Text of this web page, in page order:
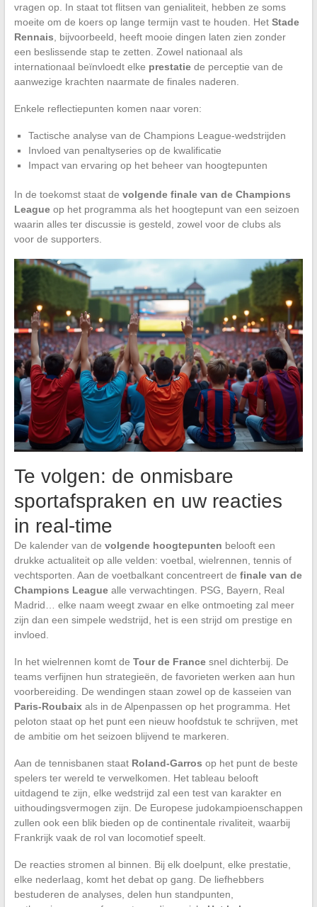
vragen op. In staat tot flitsen van genialiteit, hebben ze soms
moeite om de koers op lange termijn vast te houden. Het Stade
Rennais , bijvoorbeeld, heeft mooie dingen laten zien zonder
een beslissende stap te zetten. Zowel nationaal als
internationaal beïnvloedt elke prestatiede perceptie van de
aanwezige krachten naarmate de finales naderen.
Enkele reflectiepunten komen naar voren:
Tactische analyse van de Champions League-wedstrijden
Invloed van penaltyseries op de kwalificatie
Impact van ervaring op het beheer van hoogtepunten
In de toekomst staat de volgende finale van de Champions
Leagueop het programma als het hoogtepunt van een seizoen
waarin alles ter discussie is gesteld, zowel voor de clubs als
voor de supporters.
Te volgen: de onmisbare
sportafspraken en uw reacties
in real-time
De kalender van de volgende hoogtepunten belooft een
drukke actualiteit op alle velden: voetbal, wielrennen, tennis of
vechtsporten. Aan de voetbalkant concentreert de finale van de
Champions Leaguealle verwachtingen. PSG, Bayern, Real
Madrid… elke naam weegt zwaar en elke ontmoeting zal meer
zijn dan een simpele wedstrijd, het is een strijd om prestige en
invloed.
In het wielrennen komt de Tour de Francesnel dichterbij. De
teams verfijnen hun strategieën, de favorieten werken aan hun
voorbereiding. De wendingen staan zowel op de kasseien van
Paris-Roubaixals in de Alpenpassen op het programma. Het
peloton staat op het punt een nieuw hoofdstuk te schrijven, met
de ambitie om het seizoen blijvend te markeren.
Aan de tennisbanen staat Roland-Garros op het punt de beste
spelers ter wereld te verwelkomen. Het tableau belooft
uitdagend te zijn, elke wedstrijd zal een test van karakter en
uithoudingsvermogen zijn. De Europese judokampioenschappen
zullen ook een blik bieden op de continentale rivaliteit, waarbij
Frankrijk vaak de rol van locomotief speelt.
De reacties stromen al binnen. Bij elk doelpunt, elke prestatie,
elke nederlaag, komt het debat op gang. De liefhebbers
bestuderen de analyses, delen hun standpunten,